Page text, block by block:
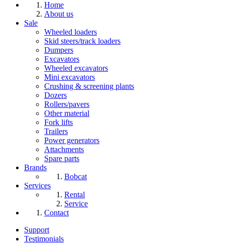
Home
About us
Sale
Wheeled loaders
Skid steers/track loaders
Dumpers
Excavators
Wheeled excavators
Mini excavators
Crushing & screening plants
Dozers
Rollers/pavers
Other material
Fork lifts
Trailers
Power generators
Attachments
Spare parts
Brands
Bobcat
Services
Rental
Service
Contact
Support
Testimonials